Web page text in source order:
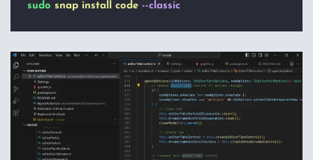
sudo snap install code --classic